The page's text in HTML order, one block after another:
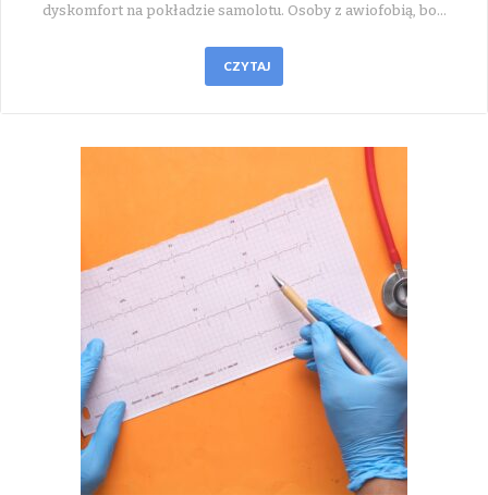
dyskomfort na pokładzie samolotu. Osoby z awiofobią, bo…
CZYTAJ